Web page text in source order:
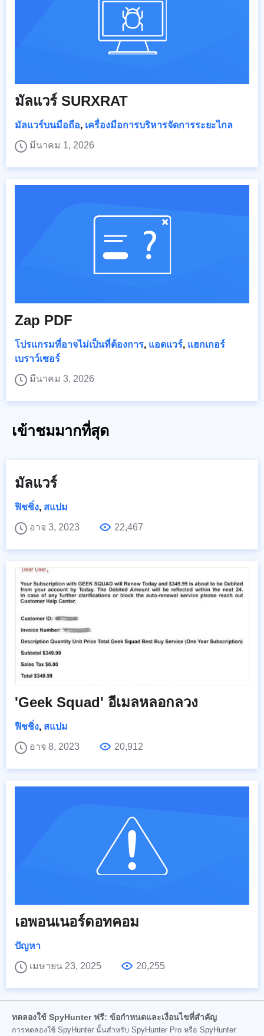
มัลแวร์ SURXRAT
มัลแวร์บนมือถือ, เครื่องมือการบริหารจัดการระยะไกล
มีนาคม 1, 2026
Zap PDF
โปรแกรมที่อาจไม่เป็นที่ต้องการ, แอดแวร์, แฮกเกอร์
เบราว์เซอร์
มีนาคม 3, 2026
เข้าชมมากที่สุด
มัลแวร์
ฟิชชิ่ง, สแปม
อาจ 3, 2023
22,467
'Geek Squad' อีเมลหลอกลวง
ฟิชชิ่ง, สแปม
อาจ 8, 2023
20,912
เอพอนเนอร์ดอทคอม
ปัญหา
เมษายน 23, 2025
20,255
ทดลองใช้ SpyHunter ฟรี: ข้อกำหนดและเงื่อนไขที่สำคัญ
การทดลองใช้ SpyHunter นั้นสำหรับ SpyHunter Pro หรือ SpyHunter